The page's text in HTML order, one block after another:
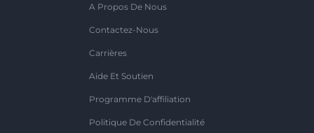
A Propos De Nous
Contactez-Nous
Carrières
Aide Et Soutien
Programme D'affiliation
Politique De Confidentialité